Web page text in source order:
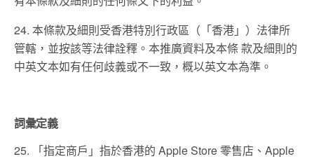
24. 本條款及細則受香港特別⾏政區（「香港」）法律所
管轄，並按該等法律詮釋。本推廣資料及本條 款及細則的
中英文本如有任何歧義或不⼀致，概以英文本為準。
詞彙定義
25. 「指定商⼾」指於香港的 Apple Store 零售店、Apple